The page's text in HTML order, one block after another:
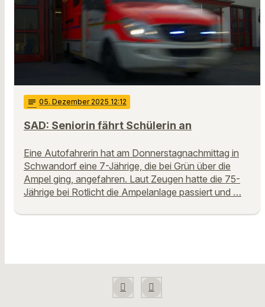
notes 05. Dezember 2025 12:12
SAD: Seniorin fährt Schülerin an
Eine Autofahrerin hat am Donnerstagnachmittag in
Schwandorf eine 7-Jährige, die bei Grün über die
Ampel ging, angefahren. Laut Zeugen hatte die 75-
Jährige bei Rotlicht die Ampelanlage passiert und …